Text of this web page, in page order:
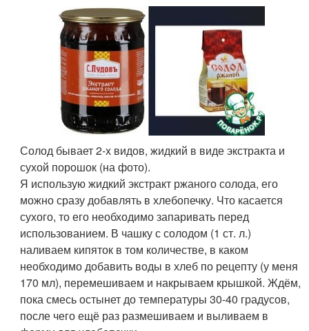
Солод бывает 2-х видов, жидкий в виде экстракта и
сухой порошок (на фото).
Я использую жидкий экстракт ржаного солода, его
можно сразу добавлять в хлебопечку. Что касается
сухого, то его необходимо запаривать перед
использованием. В чашку с солодом (1 ст. л.)
наливаем кипяток в том количестве, в каком
необходимо добавить воды в хлеб по рецепту (у меня
170 мл), перемешиваем и накрываем крышкой. Ждём,
пока смесь остынет до температуры 30-40 градусов,
после чего ещё раз размешиваем и выливаем в